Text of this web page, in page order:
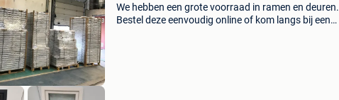
We hebben een grote voorraad in ramen en deuren.
Bestel deze eenvoudig online of kom langs bij een